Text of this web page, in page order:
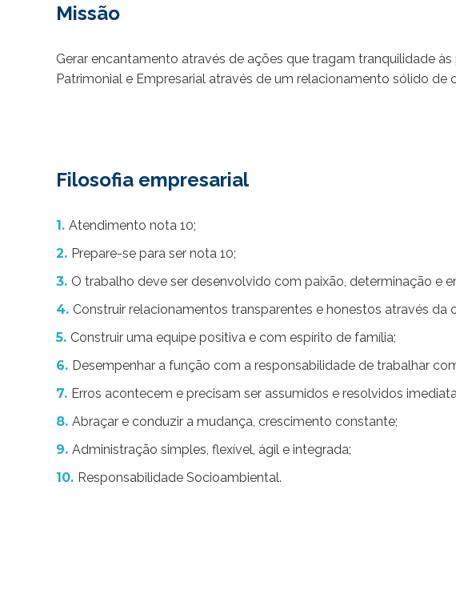
Missão
Gerar encantamento através de ações que tragam tranquilidade
Patrimonial e Empresarial através de um relacionamento sólido de
Filosofia empresarial
Atendimento nota 10;
Prepare-se para ser nota 10;
O trabalho deve ser desenvolvido com paixão, determinação e
Construir relacionamentos transparentes e honestos através da
Construir uma equipe positiva e com espírito de família;
Desempenhar a função com a responsabilidade de trabalhar
Erros acontecem e precisam ser assumidos e resolvidos
Abraçar e conduzir a mudança, crescimento constante;
Administração simples, flexível, ágil e integrada;
Responsabilidade Socioambiental.